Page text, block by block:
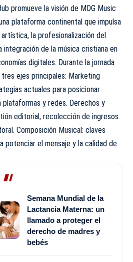
promueve la visión de MDG Music
plataforma continental que impulsa
la profesionalización del
integración de la música cristiana en
digitales. Durante la jornada
tres ejes principales: Marketing
actuales para posicionar
y redes. Derechos y
editorial, recolección de ingresos
Composición Musical: claves
potenciar el mensaje y la calidad de
Semana Mundial de la
Lactancia Materna: un
llamado a proteger el
derecho de madres y
bebés